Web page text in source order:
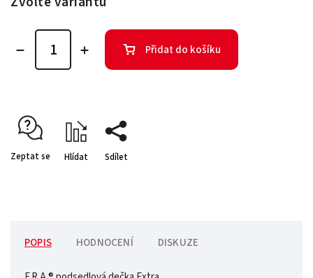
Přidat do košíku
Zeptat se Hlídat Sdílet
POPIS HODNOCENÍ DISKUZE